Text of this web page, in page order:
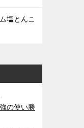
塩とんこ
の使い勝